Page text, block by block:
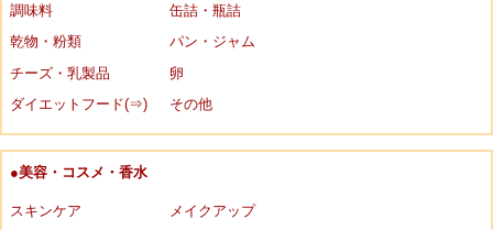
調味料
缶詰・瓶詰
乾物・粉類
パン・ジャム
チーズ・乳製品
卵
ダイエットフード(⇒)
その他
●美容・コスメ・香水
スキンケア
メイクアップ